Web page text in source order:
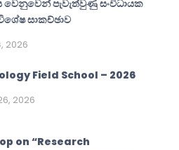
වෙනුවෙන් පැවැත්වුණු සංවිධායක
සාකච්ඡාව
2026
Field School – 2026
2026
on “Research